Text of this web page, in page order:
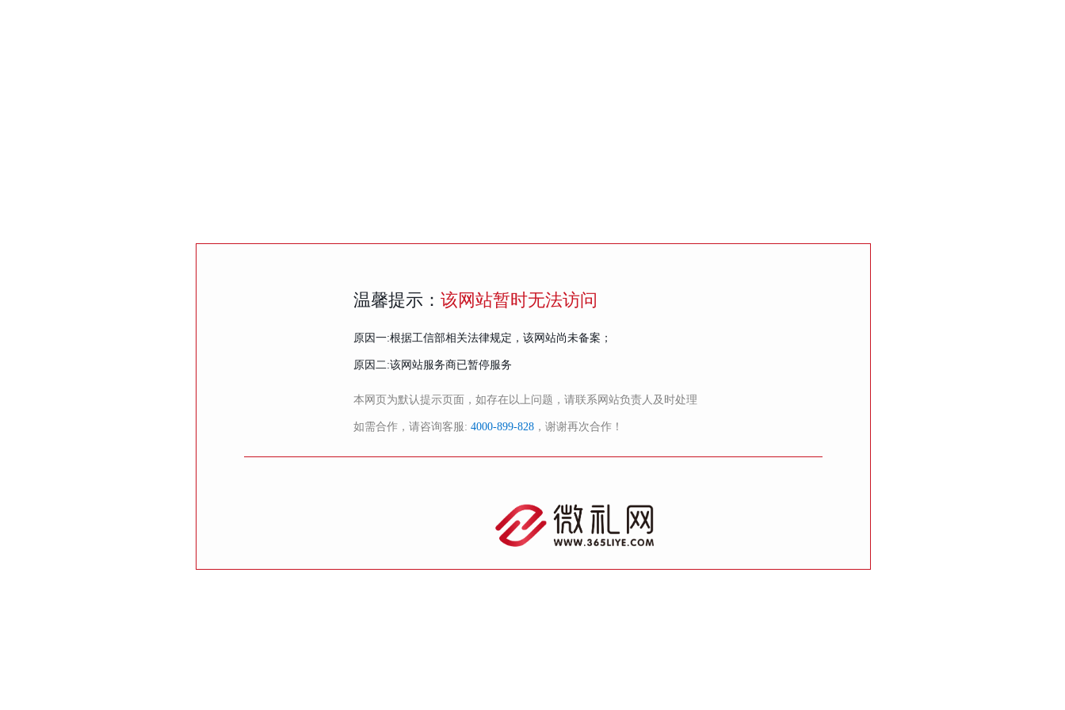
温馨提示： 该网站暂时无法访问
原因一:根据工信部相关法律规定，该网站尚未备案；
原因二:该网站服务商已暂停服务
本网页为默认提示页面，如存在以上问题，请联系网站负责人及时处理
如需合作，请咨询客服: 4000-899-828 ，谢谢再次合作！